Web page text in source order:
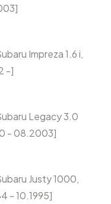
Impreza 1.6 i,
-]
Legacy 3.0
- 08.2003]
Justy 1000,
- 10.1995]